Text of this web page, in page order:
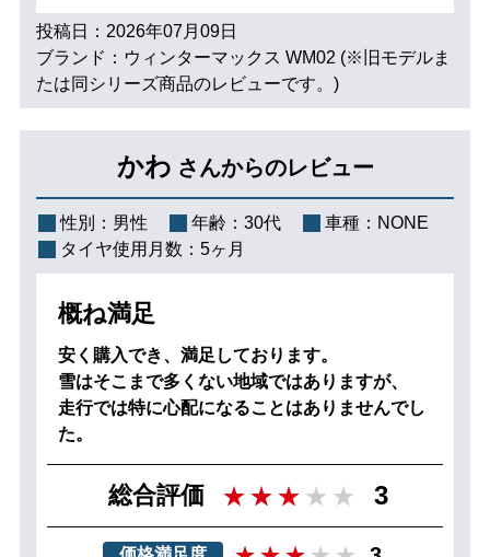
投稿日：2026年07月09日
ブランド：ウィンターマックス WM02 (※旧モデルま
たは同シリーズ商品のレビューです。)
かわ さんからのレビュー
性別： 男性 年齢： 30代 車種： NONE
タイヤ使用月数： 5ヶ月
概ね満足
安く購入でき、満足しております。
雪はそこまで多くない地域ではありますが、
走行では特に心配になることはありませんでし
た。
総合評価 3